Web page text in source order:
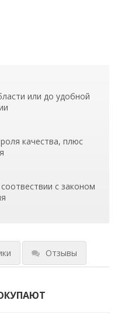
или до удобной
качества, плюс
с законом
Отзывы